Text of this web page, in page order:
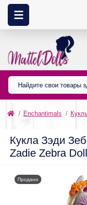
Enchantimals
Кукла Зэди
Zadie Zebra
Продано